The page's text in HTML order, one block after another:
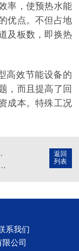
率，使预热水能
优点。不但占地
及板数，即换热
高效节能设备的
，而且提高了回
成本。特殊工况
返回
列表
更需要谨慎！
，技术工程师现场勘察找原因选方案
系我们
公司